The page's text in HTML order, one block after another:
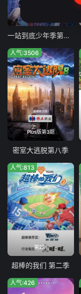
一站到底少年季第二季
Plus版第3期
人气:3506
密室大逃脱第八季
第2期
人气:813
超棒的我们 第二季
人气:426